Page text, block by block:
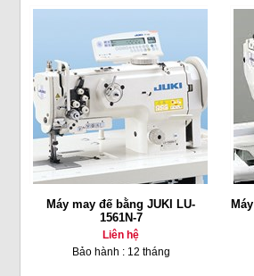
Máy may đế bằng JUKI LU-
1561N-7
Liên hệ
Bảo hành : 12 tháng